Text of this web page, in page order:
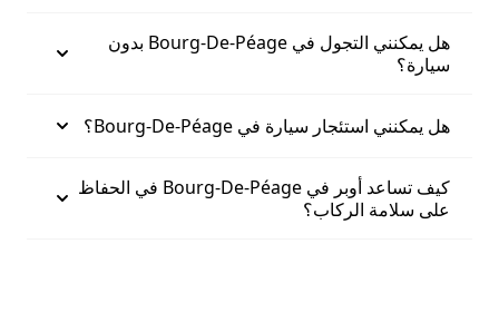
هل يمكنني التجول في Bourg-De-Péage بدون
سيارة؟
هل يمكنني استئجار سيارة في Bourg-De-Péage؟
كيف تساعد أوبر في Bourg-De-Péage في الحفاظ
على سلامة الركاب؟